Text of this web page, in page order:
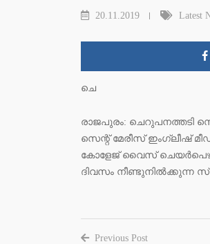
20.11.2019 Latest
ചെ
രാജപുരം: ചെറുപനത്തടി
സെന്റ് മേരീസ് ഇംഗ്ലീഷ്
കോളേജ് വൈസ്
ദിവസം നീണ്ടുനില്‍ക്കുന്ന
Previous Post